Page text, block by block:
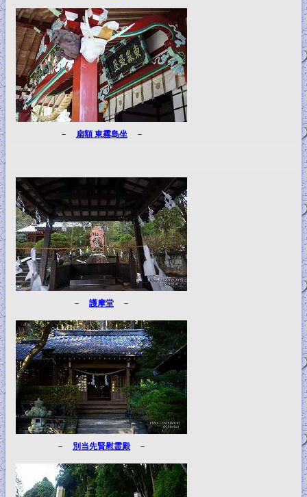
－ 扁額 東霧島坐－
－ 護摩堂 －
－ 別当先賢慰霊殿 －